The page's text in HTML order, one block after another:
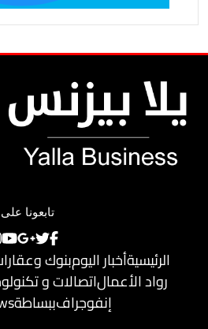
تابعونا على
الرئيسيةأخبار اليومبنوك
رواد الأعمالاتصالات و
إنفوجرافببساطة